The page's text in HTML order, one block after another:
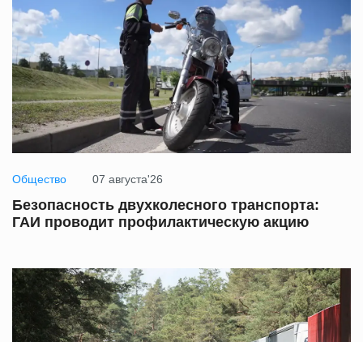
Общество 07 августа'26
Безопасность двухколесного транспорта:
ГАИ проводит профилактическую акцию